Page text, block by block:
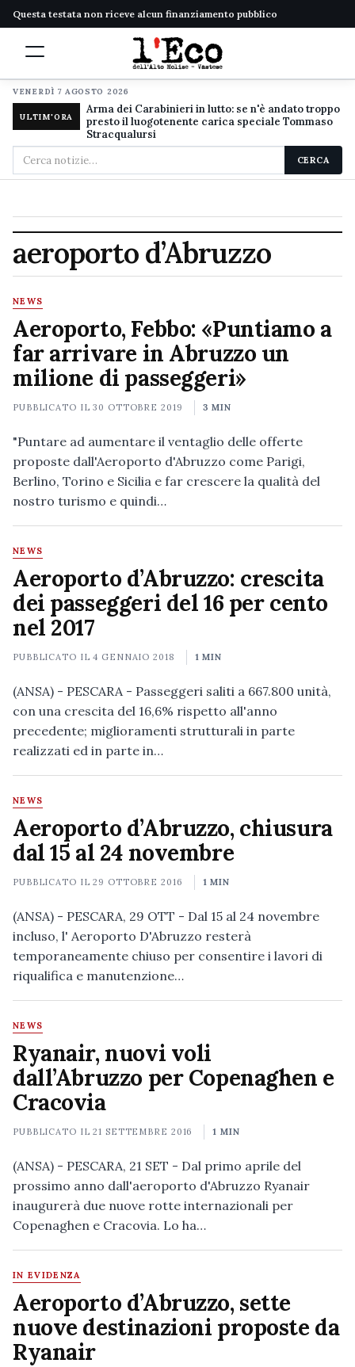
Questa testata non riceve alcun finanziamento pubblico
VENERDÌ 7 AGOSTO 2026
ULTIM'ORA
Arma dei Carabinieri in lutto: se n'è andato troppo
presto il luogotenente carica speciale Tommaso
Stracqualursi
Cerca
nel
CERCA
aeroporto d’Abruzzo
NEWS
Aeroporto, Febbo: «Puntiamo a
far arrivare in Abruzzo un
milione di passeggeri»
PUBBLICATO IL30 OTTOBRE 2019 3 MIN
"Puntare ad aumentare il ventaglio delle offerte
proposte dall'Aeroporto d'Abruzzo come Parigi,
Berlino, Torino e Sicilia e far crescere la qualità del
nostro turismo e quindi…
NEWS
Aeroporto d’Abruzzo: crescita
dei passeggeri del 16 per cento
nel 2017
PUBBLICATO IL4 GENNAIO 2018 1 MIN
(ANSA) - PESCARA - Passeggeri saliti a 667.800 unità,
con una crescita del 16,6% rispetto all'anno
precedente; miglioramenti strutturali in parte
realizzati ed in parte in…
NEWS
Aeroporto d’Abruzzo, chiusura
dal 15 al 24 novembre
PUBBLICATO IL29 OTTOBRE 2016 1 MIN
(ANSA) - PESCARA, 29 OTT - Dal 15 al 24 novembre
incluso, l' Aeroporto D'Abruzzo resterà
temporaneamente chiuso per consentire i lavori di
riqualifica e manutenzione…
NEWS
Ryanair, nuovi voli
dall’Abruzzo per Copenaghen e
Cracovia
PUBBLICATO IL21 SETTEMBRE 2016 1 MIN
(ANSA) - PESCARA, 21 SET - Dal primo aprile del
prossimo anno dall'aeroporto d'Abruzzo Ryanair
inaugurerà due nuove rotte internazionali per
Copenaghen e Cracovia. Lo ha…
IN EVIDENZA
Aeroporto d’Abruzzo, sette
nuove destinazioni proposte da
Ryanair